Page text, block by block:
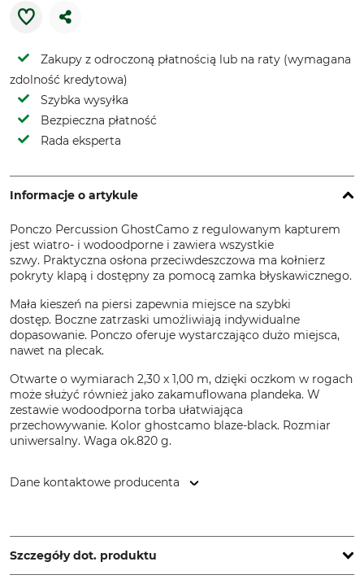
Zakupy z odroczoną płatnością lub na raty (wymagana
zdolność kredytowa)
Szybka wysyłka
Bezpieczna płatność
Rada eksperta
Informacje o artykule
Ponczo Percussion GhostCamo z regulowanym kapturem
jest wiatro- i wodoodporne i zawiera wszystkie
szwy. Praktyczna osłona przeciwdeszczowa ma kołnierz
pokryty klapą i dostępny za pomocą zamka błyskawicznego.
Mała kieszeń na piersi zapewnia miejsce na szybki
dostęp. Boczne zatrzaski umożliwiają indywidualne
dopasowanie. Ponczo oferuje wystarczająco dużo miejsca,
nawet na plecak.
Otwarte o wymiarach 2,30 x 1,00 m, dzięki oczkom w rogach
może służyć również jako zakamuflowana plandeka. W
zestawie wodoodporna torba ułatwiająca
przechowywanie. Kolor ghostcamo blaze-black. Rozmiar
uniwersalny. Waga ok.820 g.
Dane kontaktowe producenta
www.percussion-europe.com
Szczegóły dot. produktu